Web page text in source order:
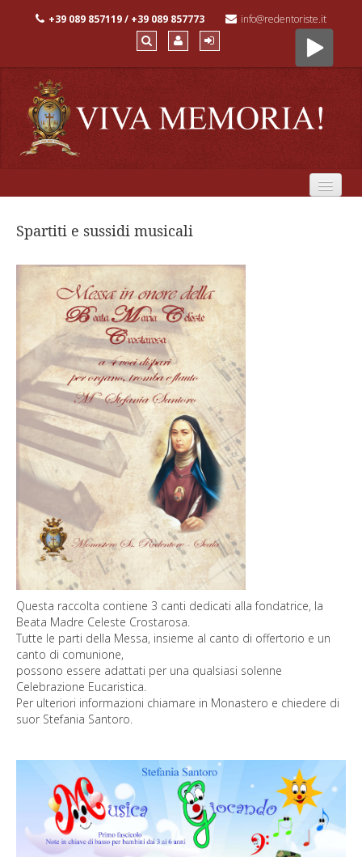
+39 089 857119 / +39 089 857773 info@redentoriste.it
Fondatrice
Spiritualità
Chi siamo
Preghiera
Irradiazione
Photogallery
News
Contatti
Spartiti e sussidi musicali
Questa raccolta contiene 3 canti dedicati alla fondatrice, la
Beata Madre Celeste Crostarosa.
Tutte le parti della Messa, insieme al canto di offertorio e un
canto di comunione,
possono essere adattati per una qualsiasi solenne
Celebrazione Eucaristica.
Per ulteriori informazioni chiamare in Monastero e chiedere di
suor Stefania Santoro.